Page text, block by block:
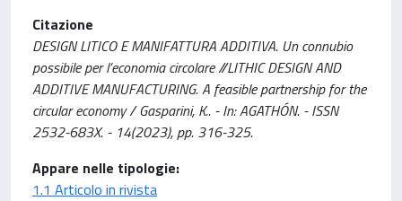
Citazione
DESIGN LITICO E MANIFATTURA ADDITIVA. Un connubio
possibile per l’economia circolare //LITHIC DESIGN AND
ADDITIVE MANUFACTURING. A feasible partnership for the
circular economy / Gasparini, K.. - In: AGATHÓN. - ISSN
2532-683X. - 14(2023), pp. 316-325.
Appare nelle tipologie:
1.1 Articolo in rivista